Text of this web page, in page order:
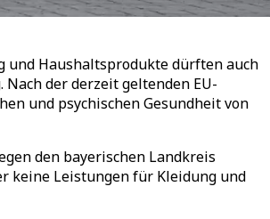
und Haushaltsprodukte dürften auch
der derzeit geltenden EU-
und psychischen Gesundheit von
den bayerischen Landkreis
keine Leistungen für Kleidung und